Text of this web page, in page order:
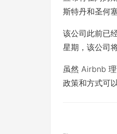
斯特丹和圣何
该公司此前已
星期，该公司
虽然 Airbnb
政策和方式可